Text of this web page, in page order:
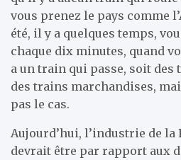
vous prenez le pays comme
été, il y a quelques temps,
chaque dix minutes, quand
a un train qui passe, soit des
des trains marchandises,
pas le cas.
Aujourd’hui, l’industrie de la
devrait être par rapport aux